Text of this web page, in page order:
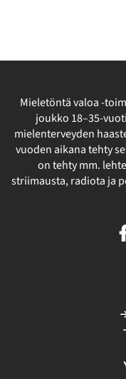
Mieletöntä valoa -
joukko 18–35-
mielenterveyden
vuoden aikana tehty
on tehty mm.
striimausta, radiota ja